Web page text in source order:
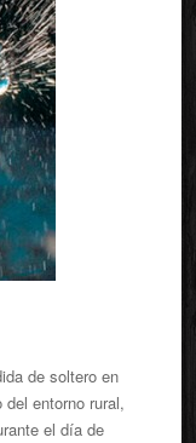
de soltero en
entorno rural,
el día de